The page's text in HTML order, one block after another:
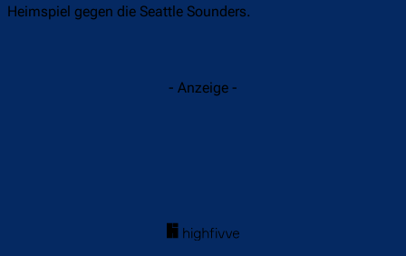
Heimspiel gegen die Seattle Sounders.
- Anzeige -